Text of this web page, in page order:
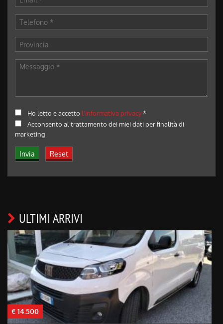
Ho letto e accetto l'informativa privacy*
Acconsento al trattamento dei miei dati per finalità di
marketing
ULTIMI ARRIVI
€ 14.500